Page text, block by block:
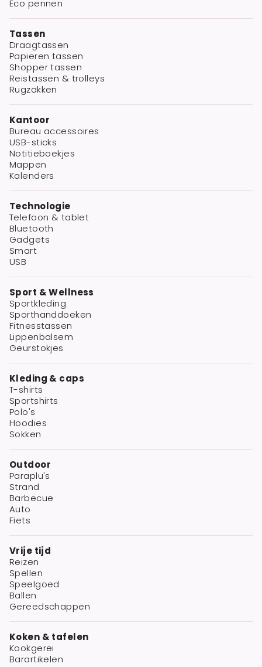
Eco pennen
Tassen
Draagtassen
Papieren tassen
Shopper tassen
Reistassen & trolleys
Rugzakken
Kantoor
Bureau accessoires
USB-sticks
Notitieboekjes
Mappen
Kalenders
Technologie
Telefoon & tablet
Bluetooth
Gadgets
Smart
USB
Sport & Wellness
Sportkleding
Sporthanddoeken
Fitnesstassen
Lippenbalsem
Geurstokjes
Kleding & caps
T-shirts
Sportshirts
Polo's
Hoodies
Sokken
Outdoor
Paraplu's
Strand
Barbecue
Auto
Fiets
Vrije tijd
Reizen
Spellen
Speelgoed
Ballen
Gereedschappen
Koken & tafelen
Kookgerei
Barartikelen